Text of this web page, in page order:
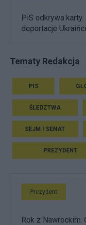
PiS odkrywa
deportacje
Tematy Redakcja
PIS
ŚLEDZTWA
SEJM I SENAT
PREZYDENT
Prezydent
Rok z Nawrockim.